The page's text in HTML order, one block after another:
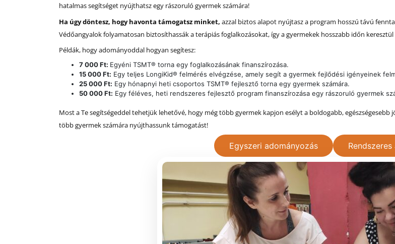
hatalmas segítséget nyújthatsz egy rászoruló gyermek számára!
Ha úgy döntesz, hogy havonta támogatsz minket, azzal biztos alapot nyújtasz a program hosszú távú
Védőangyalok folyamatosan biztosíthassák a terápiás foglalkozásokat, így a gyermekek hosszabb időn
Példák, hogy adományoddal hogyan segítesz:
7 000 Ft: Egyéni TSMT® torna egy foglalkozásának finanszírozása.
15 000 Ft: Egy teljes LongiKid® felmérés elvégzése, amely segít a gyermek fejlődési igényeinek
25 000 Ft: Egy hónapnyi heti csoportos TSMT® fejlesztő torna egy gyermek számára.
50 000 Ft: Egy féléves, heti rendszeres fejlesztő program finanszírozása egy rászoruló gyermek
Most a Te segítségeddel tehetjük lehetővé, hogy még több gyermek kapjon esélyt a boldogabb, egészségesebb
több gyermek számára nyújthassunk támogatást!
Egyszeri adományozás